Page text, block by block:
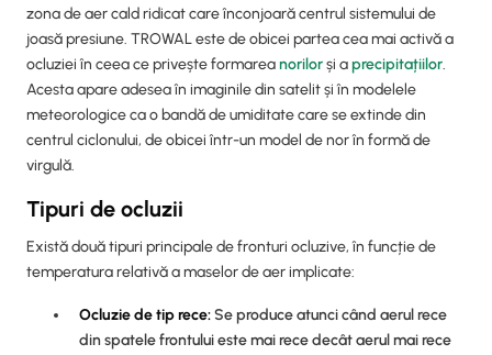
zona de aer cald ridicat care înconjoară centrul sistemului de
joasă presiune. TROWAL este de obicei partea cea mai activă a
ocluziei în ceea ce privește formareanorilorși aprecipitațiilor.
Acesta apare adesea în imaginile din satelit și în modelele
meteorologice ca o bandă de umiditate care se extinde din
centrul ciclonului, de obicei într-un model de nor în formă de
virgulă.
Tipuri de ocluzii
Există două tipuri principale de fronturi ocluzive, în funcție de
temperatura relativă a maselor de aer implicate:
Ocluzie de tip rece:Se produce atunci când aerul rece
din spatele frontului este mai rece decât aerul mai rece